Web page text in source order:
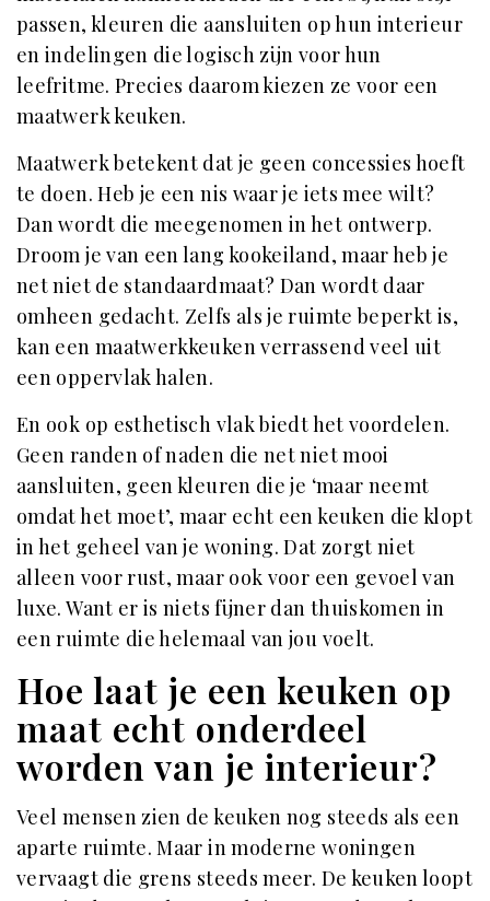
passen, kleuren die aansluiten op hun interieur
en indelingen die logisch zijn voor hun
leefritme. Precies daarom kiezen ze voor een
maatwerk keuken.
Maatwerk betekent dat je geen concessies hoeft
te doen. Heb je een nis waar je iets mee wilt?
Dan wordt die meegenomen in het ontwerp.
Droom je van een lang kookeiland, maar heb je
net niet de standaardmaat? Dan wordt daar
omheen gedacht. Zelfs als je ruimte beperkt is,
kan een maatwerkkeuken verrassend veel uit
een oppervlak halen.
En ook op esthetisch vlak biedt het voordelen.
Geen randen of naden die net niet mooi
aansluiten, geen kleuren die je ‘maar neemt
omdat het moet’, maar echt een keuken die klopt
in het geheel van je woning. Dat zorgt niet
alleen voor rust, maar ook voor een gevoel van
luxe. Want er is niets fijner dan thuiskomen in
een ruimte die helemaal van jou voelt.
Hoe laat je een keuken op
maat echt onderdeel
worden van je interieur?
Veel mensen zien de keuken nog steeds als een
aparte ruimte. Maar in moderne woningen
vervaagt die grens steeds meer. De keuken loopt